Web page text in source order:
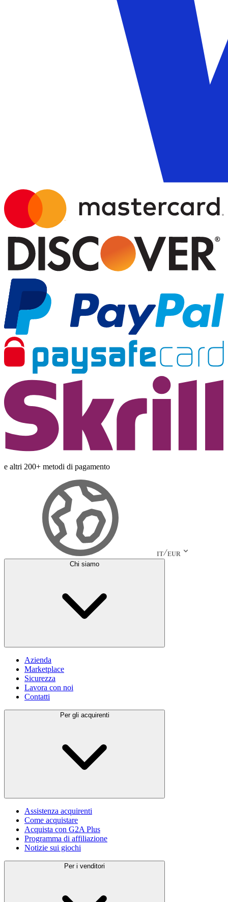
e altri 200+ metodi di pagamento
IT EUR
Chi siamo
Azienda
Marketplace
Sicurezza
Lavora con noi
Contatti
Per gli acquirenti
Assistenza acquirenti
Come acquistare
Acquista con G2A Plus
Programma di affiliazione
Notizie sui giochi
Per i venditori